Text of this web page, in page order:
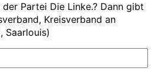
Partei Die Linke.? Dann gibt
Kreisverband an
Saarlouis)